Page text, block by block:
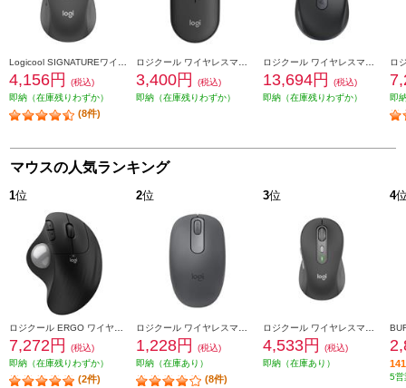
4,156円
(税込)
即納（在庫残りわずか）
(8件)
3,400円
(税込)
即納（在庫残りわずか）
13,694円
(税込)
即納（在庫残りわずか）
即
マウスの人気ランキング
1位
7,272円
(税込)
即納（在庫残りわずか）
(2件)
2位
1,228円
(税込)
即納（在庫あり）
(8件)
3位
4,533円
(税込)
即納（在庫あり）
4
5営